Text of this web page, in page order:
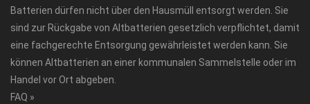
Batterien dürfen nicht über den Hausmüll entsorgt werden. Sie
sind zur Rückgabe von Altbatterien gesetzlich verpflichtet, damit
eine fachgerechte Entsorgung gewährleistet werden kann. Sie
können Altbatterien an einer kommunalen Sammelstelle oder im
Handel vor Ort abgeben.
FAQ »